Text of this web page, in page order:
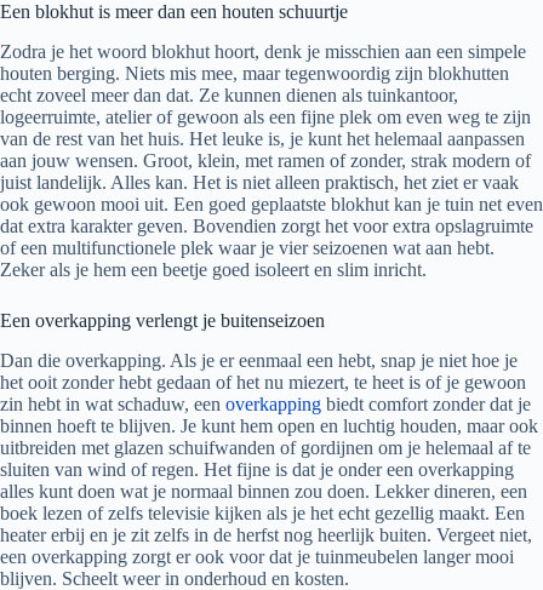
Een blokhut is meer dan een houten schuurtje
Zodra je het woord blokhut hoort, denk je misschien aan een simpele
houten berging. Niets mis mee, maar tegenwoordig zijn blokhutten
echt zoveel meer dan dat. Ze kunnen dienen als tuinkantoor,
logeerruimte, atelier of gewoon als een fijne plek om even weg te zijn
van de rest van het huis. Het leuke is, je kunt het helemaal aanpassen
aan jouw wensen. Groot, klein, met ramen of zonder, strak modern of
juist landelijk. Alles kan. Het is niet alleen praktisch, het ziet er vaak
ook gewoon mooi uit. Een goed geplaatste blokhut kan je tuin net even
dat extra karakter geven. Bovendien zorgt het voor extra opslagruimte
of een multifunctionele plek waar je vier seizoenen wat aan hebt.
Zeker als je hem een beetje goed isoleert en slim inricht.
Een overkapping verlengt je buitenseizoen
Dan die overkapping. Als je er eenmaal een hebt, snap je niet hoe je
het ooit zonder hebt gedaan of het nu miezert, te heet is of je gewoon
zin hebt in wat schaduw, een overkapping biedt comfort zonder dat je
binnen hoeft te blijven. Je kunt hem open en luchtig houden, maar ook
uitbreiden met glazen schuifwanden of gordijnen om je helemaal af te
sluiten van wind of regen. Het fijne is dat je onder een overkapping
alles kunt doen wat je normaal binnen zou doen. Lekker dineren, een
boek lezen of zelfs televisie kijken als je het echt gezellig maakt. Een
heater erbij en je zit zelfs in de herfst nog heerlijk buiten. Vergeet niet,
een overkapping zorgt er ook voor dat je tuinmeubelen langer mooi
blijven. Scheelt weer in onderhoud en kosten.